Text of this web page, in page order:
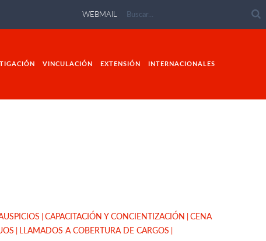
WEBMAIL
VINCULACIÓN EXTENSIÓN INTERNACIONALES
CAPACITACIÓN Y CONCIENTIZACIÓN CENA
LLAMADOS A COBERTURA DE CARGOS